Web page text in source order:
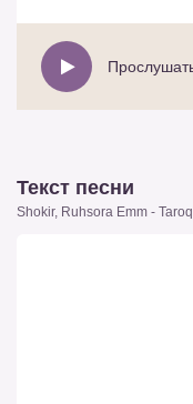
Текст песни
Shokir, Ruhsora Emm - Taroq